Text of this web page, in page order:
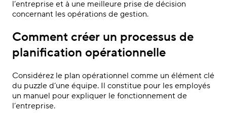
l’entreprise et à une meilleure prise de décision
concernant les opérations de gestion.
Comment créer un processus de
planification opérationnelle
Considérez le plan opérationnel comme un élément clé
du puzzle d’une équipe. Il constitue pour les employés
un manuel pour expliquer le fonctionnement de
l’entreprise.